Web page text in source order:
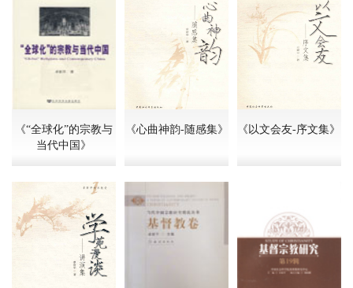
《“全球化”的宗教与
当代中国》
《心曲神韵-随感集》 《以文会友-序文集》